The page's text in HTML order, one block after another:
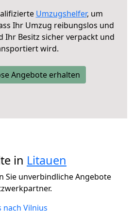
Umzugshelfer, um
Ihr Umzug reibungslos und
Ihr Besitz sicher verpackt und
wird.
Angebote erhalten
in Litauen
Sie unverbindliche Angebote
nach Vilnius